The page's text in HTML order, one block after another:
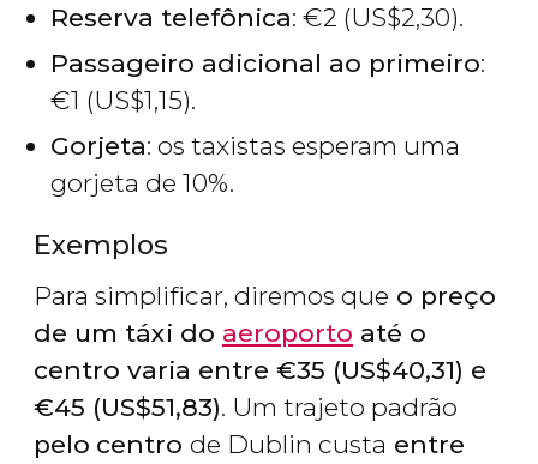
Reserva telefônica: €2 (US$2,30).
Passageiro adicional ao primeiro:
€1 (US$1,15).
Gorjeta: os taxistas esperam uma
gorjeta de 10%.
Exemplos
Para simplificar, diremos que o preço
de um táxi do aeroporto até o
centro varia entre €35 (US$40,31) e
€45 (US$51,83). Um trajeto padrão
pelo centro de Dublin custa entre